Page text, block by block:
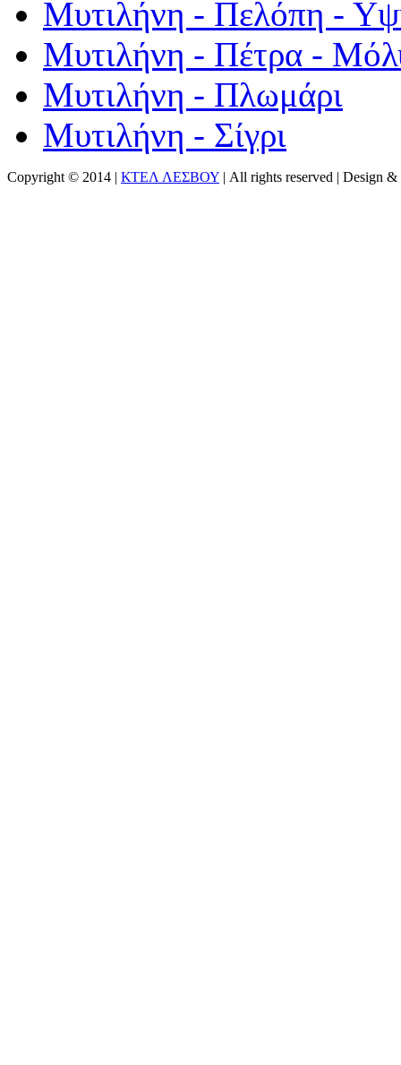
Μυτιλήνη - Πελόπη -
Μυτιλήνη - Πέτρα -
Μυτιλήνη - Πλωμάρι
Μυτιλήνη - Σίγρι
Copyright © 2014 | ΚΤΕΛ ΛΕΣΒΟΥ | All rights reserved | Design &